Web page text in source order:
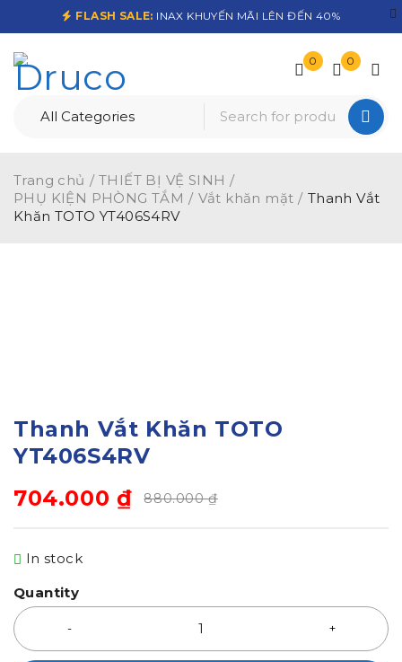
FLASH SALE: INAX KHUYẾN MÃI LÊN ĐẾN 40%
0 0
Trang chủ / THIẾT BỊ VỆ SINH /
PHỤ KIỆN PHÒNG TẮM / Vắt khăn mặt / Thanh Vắt
Khăn TOTO YT406S4RV
Thanh Vắt Khăn TOTO
YT406S4RV
880.000₫
704.000 ₫
In stock
Quantity